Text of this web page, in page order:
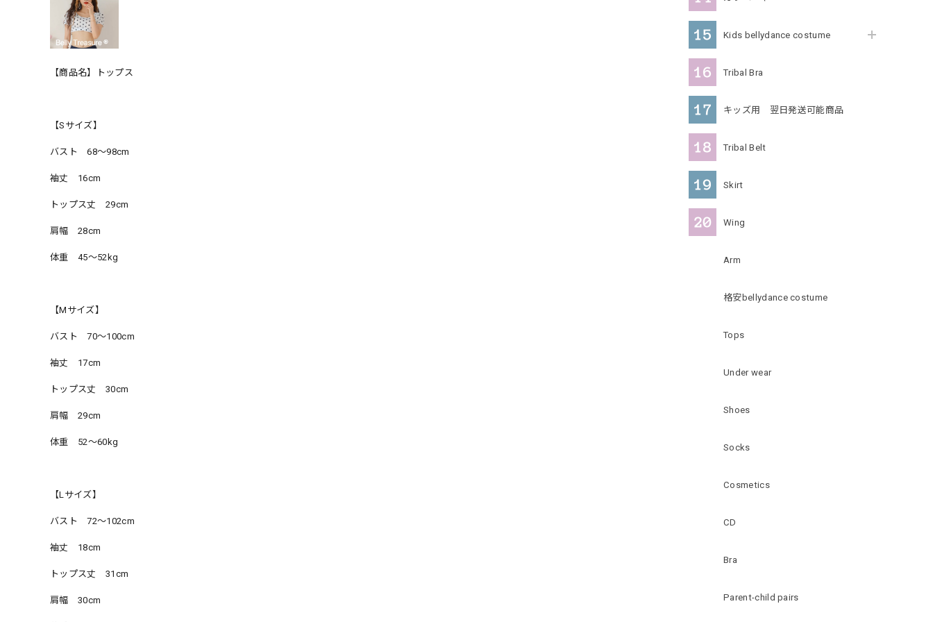
Kids bellydance costume
Tribal Bra
キッズ用 翌日発送可能商品
Tribal Belt
Skirt
Wing
Arm
格安bellydance costume
Tops
Under wear
Shoes
Socks
Cosmetics
CD
Bra
Parent-child pairs
【商品名】トップス
【Sサイズ】
バスト 68〜98cm
袖丈 16cm
トップス丈 29cm
肩幅 28cm
体重 45〜52kg
【Mサイズ】
バスト 70〜100cm
袖丈 17cm
トップス丈 30cm
肩幅 29cm
体重 52〜60kg
【Lサイズ】
バスト 72〜102cm
袖丈 18cm
トップス丈 31cm
肩幅 30cm